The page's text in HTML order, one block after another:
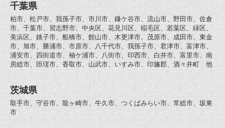
千葉県
柏市、松戸市、我孫子市、市川市、鎌ケ谷市、流山市、野田市、佐倉
市、千葉市、習志野市、中央区、花見川区、稲毛区、若葉区、緑区、
美浜区、銚子市、船橋市、館山市、木更津市、茂原市、成田市、東金
市、旭市、勝浦市、市原市、八千代市、我孫子市、君津市、富津市、
浦安市、四街道市、袖ケ浦市、八街市、印西市、白井市、富里市、南
房総市、匝瑳市、香取市、山武市、いすみ市、印旛郡、酒々井町 他
茨城県
取手市、守谷市、龍ヶ崎市、牛久市、つくばみらい市、常総市、坂東
市